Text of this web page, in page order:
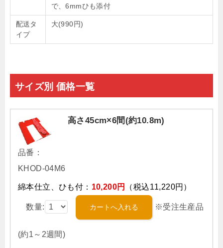
で、6mmひも添付
配送タ
イプ
大(990円)
サイズ別 価格一覧
高さ45cm×6間(約10.8m)
品番：
KHOD-04M6
綿本仕立、ひも付： 10,200円 （税込11,220円）
数量: ※受注生産品
(約1～2週間)